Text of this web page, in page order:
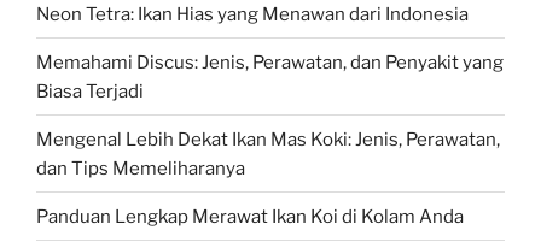
Neon Tetra: Ikan Hias yang Menawan dari Indonesia
Memahami Discus: Jenis, Perawatan, dan Penyakit yang
Biasa Terjadi
Mengenal Lebih Dekat Ikan Mas Koki: Jenis, Perawatan,
dan Tips Memeliharanya
Panduan Lengkap Merawat Ikan Koi di Kolam Anda